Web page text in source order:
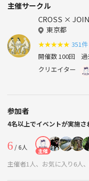
主催サークル
CROSS × JOIN
東京都
★★★★★ 351
開催数 100回 過
クリエイター
参加者
4名以上でイベントが実施さ
6/ 6人 主催
主催者1人、お気に入り6人